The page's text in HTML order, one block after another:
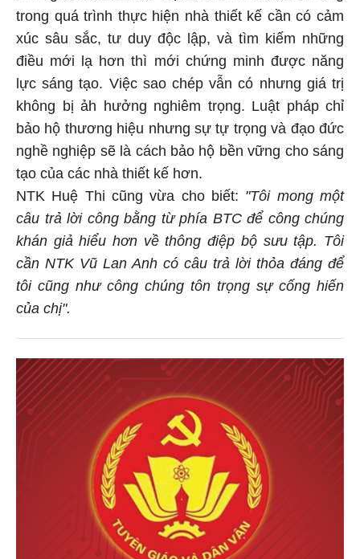
trong quá trình thực hiện nhà thiết kế cần có cảm
xúc sâu sắc, tư duy độc lập, và tìm kiếm những
điều mới lạ hơn thì mới chứng minh được năng
lực sáng tạo. Việc sao chép vẫn có nhưng giá trị
không bị ảh hưởng nghiêm trọng. Luật pháp chỉ
bảo hộ thương hiệu nhưng sự tự trọng và đạo đức
nghề nghiệp sẽ là cách bảo hộ bền vững cho sáng
tạo của các nhà thiết kế hơn.
NTK Huệ Thi cũng vừa cho biết: "Tôi mong một
câu trả lời công bằng từ phía BTC để công chúng
khán giả hiểu hơn về thông điệp bộ sưu tập. Tôi
cần NTK Vũ Lan Anh có câu trả lời thỏa đáng để
tôi cũng như công chúng tôn trọng sự cống hiến
của chị".